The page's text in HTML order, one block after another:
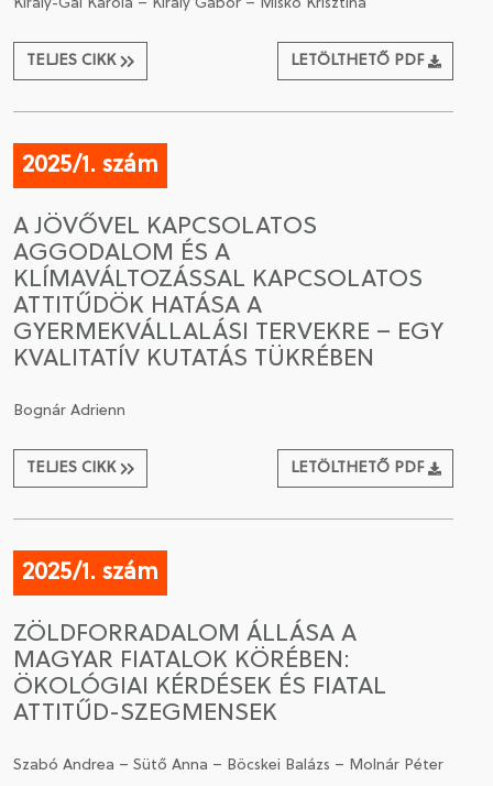
Király-Gál Karola – Király Gábor – Miskó Krisztina
TELJES CIKK LETÖLTHETŐ PDF
2025/1. szám
A JÖVŐVEL KAPCSOLATOS
AGGODALOM ÉS A
KLÍMAVÁLTOZÁSSAL KAPCSOLATOS
ATTITŰDÖK HATÁSA A
GYERMEKVÁLLALÁSI TERVEKRE – EGY
KVALITATÍV KUTATÁS TÜKRÉBEN
Bognár Adrienn
TELJES CIKK LETÖLTHETŐ PDF
2025/1. szám
ZÖLDFORRADALOM ÁLLÁSA A
MAGYAR FIATALOK KÖRÉBEN:
ÖKOLÓGIAI KÉRDÉSEK ÉS FIATAL
ATTITŰD-SZEGMENSEK
Szabó Andrea – Sütő Anna – Böcskei Balázs – Molnár Péter